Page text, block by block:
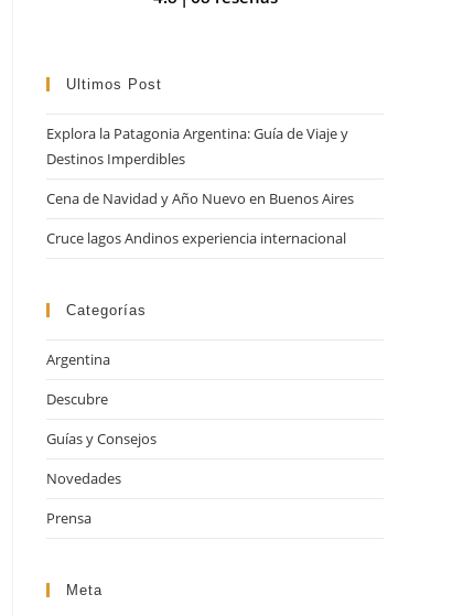
Ultimos Post
Explora la Patagonia Argentina: Guía de Viaje y
Destinos Imperdibles
Cena de Navidad y Año Nuevo en Buenos Aires
Cruce lagos Andinos experiencia internacional
Categorías
Argentina
Descubre
Guías y Consejos
Novedades
Prensa
Meta